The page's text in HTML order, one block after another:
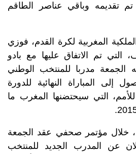
تم تقديمه وباقي عناصر الطاقم
المغربية لكرة القدم، فوزي
التي تم الاتفاق عليها مع بادو
الجمعة مدربا للمنتخب الوطني
إلى المباراة النهائية للدورة
للأمم، التي سيحتضنها المغرب ما
خلال مؤتمر صحفي عقد الجمعة
عن المدرب الجديد للمنتخب